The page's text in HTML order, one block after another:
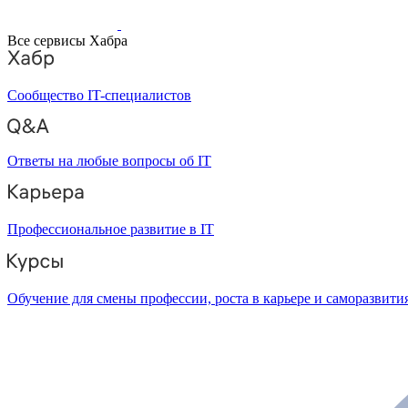
Все сервисы Хабра
Сообщество IT-специалистов
Ответы на любые вопросы об IT
Профессиональное развитие в IT
Обучение для смены профессии, роста в карьере и